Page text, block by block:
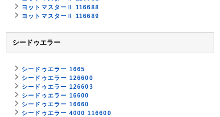
ヨットマスターⅡ 116688
ヨットマスターⅡ 116689
シードゥエラー
シードゥエラー 1665
シードゥエラー 126600
シードゥエラー 126603
シードゥエラー 16600
シードゥエラー 16660
シードゥエラー 4000 116600